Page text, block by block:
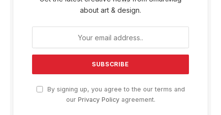
about art & design.
By signing up, you agree to the our terms and
our Privacy Policyagreement.